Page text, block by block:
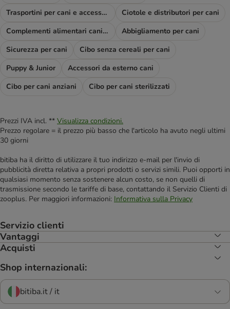
Trasportini per cani e accessori viaggio
Ciotole e distributori per cani
Complementi alimentari cani e diete
Abbigliamento per cani
Sicurezza per cani
Cibo senza cereali per cani
Puppy & Junior
Accessori da esterno cani
Cibo per cani anziani
Cibo per cani sterilizzati
Prezzi IVA incl. ** Visualizza condizioni.
Prezzo regolare = il prezzo più basso che l'articolo ha avuto negli ultimi
30 giorni
bitiba ha il diritto di utilizzare il tuo indirizzo e-mail per l'invio di
pubblicità diretta relativa a propri prodotti o servizi simili. Puoi opporti in
qualsiasi momento senza sostenere alcun costo, se non quelli di
trasmissione secondo le tariffe di base, contattando il Servizio Clienti di
zooplus. Per maggiori informazioni: Informativa sulla Privacy
Servizio clienti
Vantaggi
Acquisti
Shop internazionali:
bitiba.it / it